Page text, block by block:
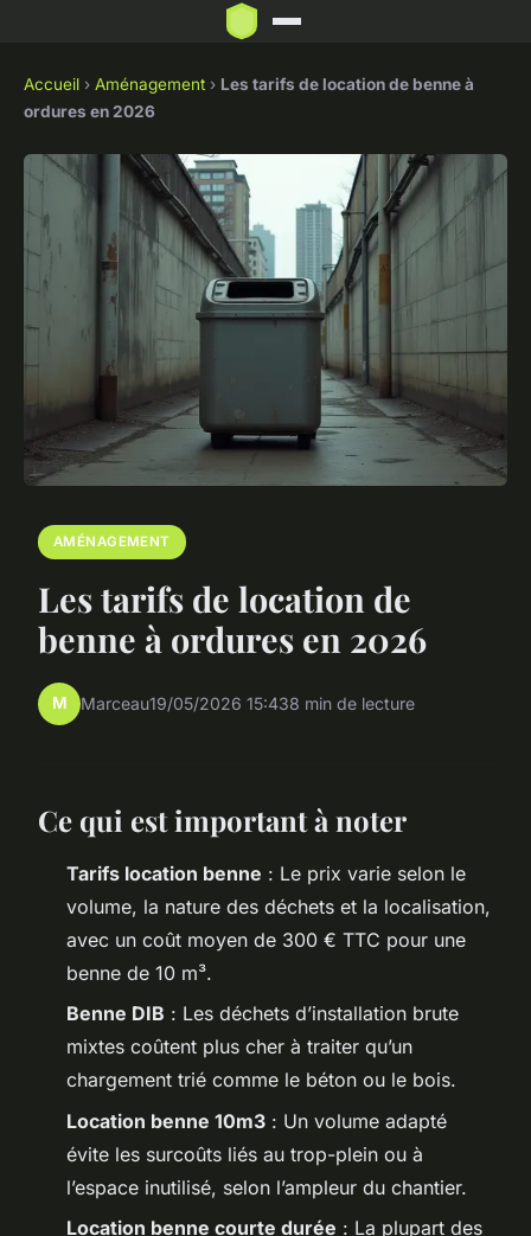
Accueil › Aménagement › Les tarifs de location de benne à
ordures en 2026
AMÉNAGEMENT
Les tarifs de location de
benne à ordures en 2026
M Marceau19/05/2026 15:438 min de lecture
Ce qui est important à noter
Tarifs location benne : Le prix varie selon le
volume, la nature des déchets et la localisation,
avec un coût moyen de 300 € TTC pour une
benne de 10 m³.
Benne DIB : Les déchets d’installation brute
mixtes coûtent plus cher à traiter qu’un
chargement trié comme le béton ou le bois.
Location benne 10m3 : Un volume adapté
évite les surcoûts liés au trop-plein ou à
l’espace inutilisé, selon l’ampleur du chantier.
Location benne courte durée : La plupart des